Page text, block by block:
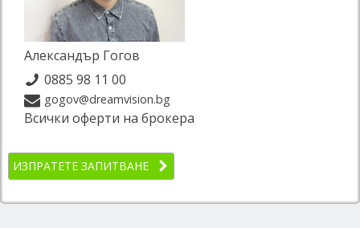
Александър Гогов
0885 98 11 00
gogov@dreamvision.bg
Всички оферти на брокера
ИЗПРАТЕТЕ ЗАПИТВАНЕ